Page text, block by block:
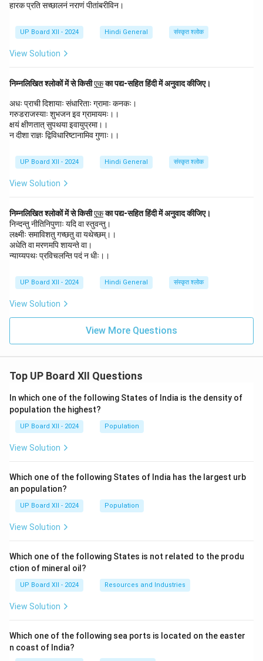
हारक प्रति सच्छालनं नराणं पीतांबरीविन।
UP Board XII - 2024 Hindi General संस्कृत श्लोक
View Solution
निम्नलिखित श्लोकों में से किसी\u
nd
erl
in
e
{ए
क}
एकका पद्य-सहित हिंदी में अनुवाद कीजिए।
अधः प्राची दिशायाः संधारिताः ग्रामाः कनकः।
गरुडराजस्याः शुभजन इव ग्रामायमः।।
क्षयं क्षीणतात् सुपथया इवायुप्रमा।।
न दीशा राज्ञः द्विविधारिष्टानामिव गुणाः।।
UP Board XII - 2024 Hindi General संस्कृत श्लोक
View Solution
निम्नलिखित श्लोकों में से किसी\u
nd
erl
in
{ए
एकका पद्य-सहित हिंदी में अनुवाद कीजिए।
निन्दन्तु नीतिनिपुणाः यदि वा स्तुवन्तु।
लक्ष्मीः समाविशतु गच्छतु वा यथेच्छम्।।
अधेति वा मरणमपि शायन्ते वा।
न्याय्यपथः प्रविचलन्ति पदं न धीः।।
UP Board XII - 2024 Hindi General संस्कृत श्लोक
View Solution
View More Questions
Top UP Board XII Questions
In which one of the following States of India is the density of
population the highest?
UP Board XII - 2024 Population
View Solution
Which one of the following States of India has the largest urb
an population?
UP Board XII - 2024 Population
View Solution
Which one of the following States is not related to the produ
ction of mineral oil?
UP Board XII - 2024 Resources and Industries
View Solution
Which one of the following sea ports is located on the easter
n coast of India?